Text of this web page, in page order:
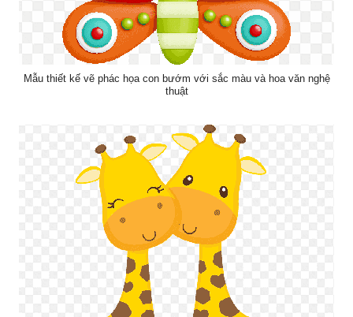
Mẫu thiết kế vẽ phác họa con bướm với sắc màu và hoa văn nghệ
thuật